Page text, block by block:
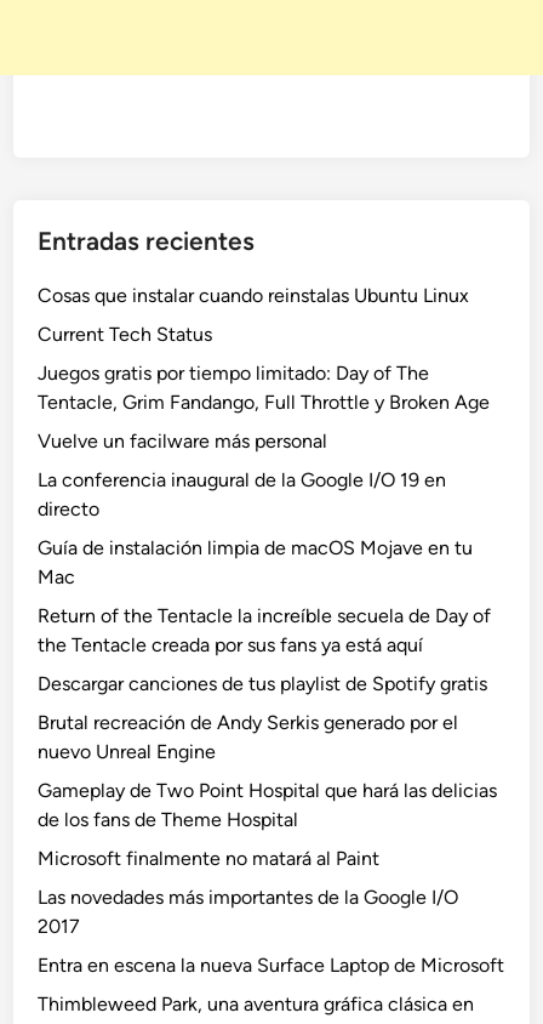
Entradas recientes
Cosas que instalar cuando reinstalas Ubuntu Linux
Current Tech Status
Juegos gratis por tiempo limitado: Day of The
Tentacle, Grim Fandango, Full Throttle y Broken Age
Vuelve un facilware más personal
La conferencia inaugural de la Google I/O 19 en
directo
Guía de instalación limpia de macOS Mojave en tu
Mac
Return of the Tentacle la increíble secuela de Day of
the Tentacle creada por sus fans ya está aquí
Descargar canciones de tus playlist de Spotify gratis
Brutal recreación de Andy Serkis generado por el
nuevo Unreal Engine
Gameplay de Two Point Hospital que hará las delicias
de los fans de Theme Hospital
Microsoft finalmente no matará al Paint
Las novedades más importantes de la Google I/O
2017
Entra en escena la nueva Surface Laptop de Microsoft
Thimbleweed Park, una aventura gráfica clásica en